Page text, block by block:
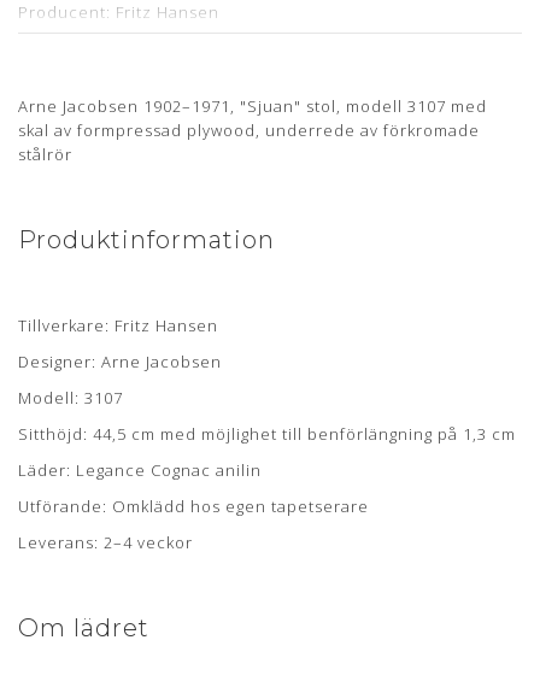
Producent: Fritz Hansen
Sædehøjde: 44,5 cm - med mulighed for benforlængelse
Læder: Legance Cognac Anilin
Levering: Ca. 4-6 uger
Om læderet
det bedste sorteringsniveau er anvendt. Anilin læder har
ingen eller kun en ganske let overfladebehandling.
Læderet har en naturlig rå, blød og åndbar overflade som
bidrager til en fremragende siddekomfort samt det
eksklusive udseende.
dyret har fået gennem sit aktive liv.
Arne Jacobsen 1902–1971, "Sjuan" stol, modell 3107 med
skal av formpressad plywood, underrede av förkromade
stålrör
Produktinformation
Tillverkare: Fritz Hansen
Designer: Arne Jacobsen
Modell: 3107
Sitthöjd: 44,5 cm med möjlighet till benförlängning på 1,3 cm
Läder: Legance Cognac anilin
Utförande: Omklädd hos egen tapetserare
Leverans: 2–4 veckor
Om lädret